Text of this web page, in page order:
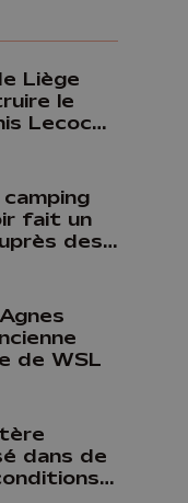
Liège
le
Lecocq
le
fait un
des
de WSL
dans de
à